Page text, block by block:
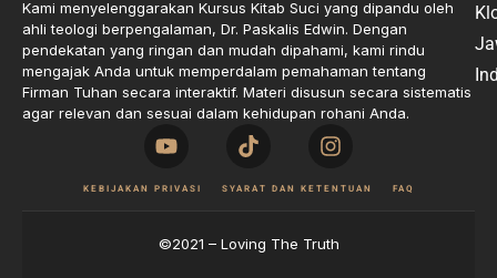
Kami menyelenggarakan Kursus Kitab Suci yang dipandu oleh
ahli teologi berpengalaman, Dr. Paskalis Edwin. Dengan
pendekatan yang ringan dan mudah dipahami, kami rindu
mengajak Anda untuk memperdalam pemahaman tentang
Firman Tuhan secara interaktif. Materi disusun secara sistematis
agar relevan dan sesuai dalam kehidupan rohani Anda.
KEBIJAKAN PRIVASI SYARAT DAN KETENTUAN FAQ
©2021 – Loving The Truth